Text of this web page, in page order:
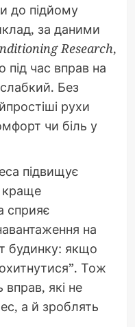
до підйому
за даними
Research,
під час вправ на
Без
рухи
чи біль у
підвищує
краще
сприяє
на
будинку: якщо
Тож
вправ, які не
а й зроблять